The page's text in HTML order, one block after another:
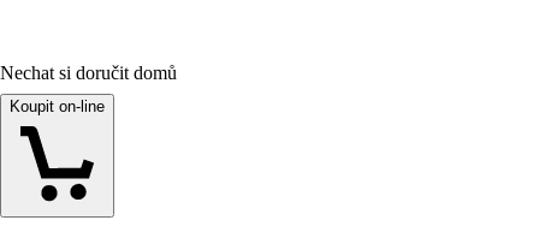
Nechat si doručit domů
Koupit on-line